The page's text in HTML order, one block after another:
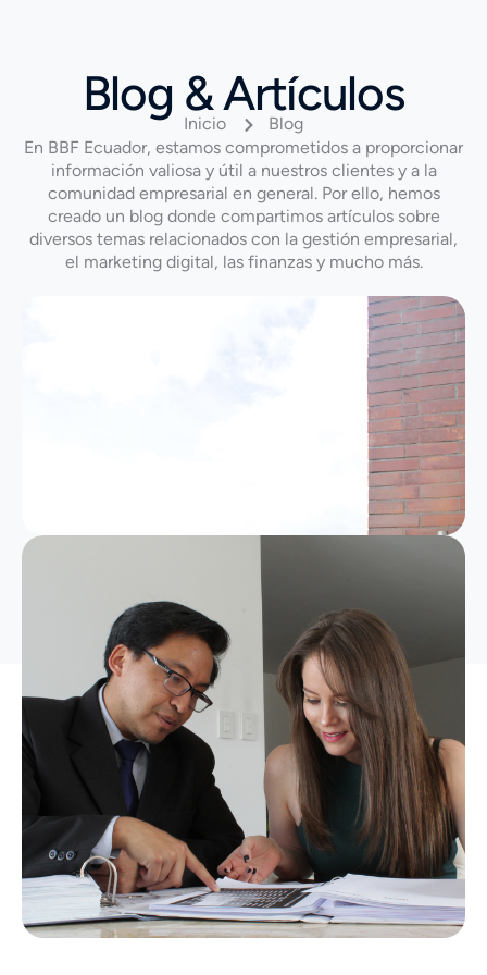
Blog & Artículos
Inicio
Blog
En BBF Ecuador, estamos comprometidos a proporcionar
información valiosa y útil a nuestros clientes y a la
comunidad empresarial en general. Por ello, hemos
creado un blog donde compartimos artículos sobre
diversos temas relacionados con la gestión empresarial,
el marketing digital, las finanzas y mucho más.